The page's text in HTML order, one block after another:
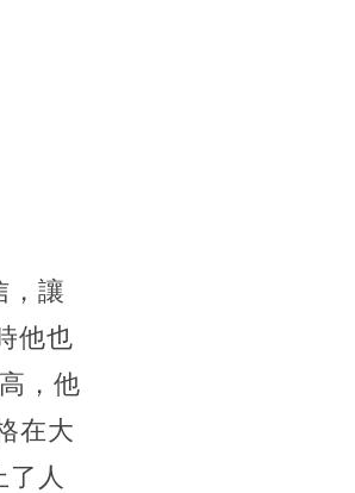
，讓
他也
，他
在大
了人